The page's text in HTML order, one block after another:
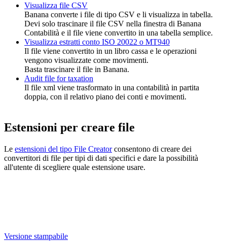
Visualizza file CSV
Banana converte i file di tipo CSV e li visualizza in tabella.
Devi solo trascinare il file CSV nella finestra di Banana
Contabilità e il file viene convertito in una tabella semplice.
Visualizza estratti conto ISO 20022 o MT940
Il file viene convertito in un libro cassa e le operazioni
vengono visualizzate come movimenti.
Basta trascinare il file in Banana.
Audit file for taxation
Il file xml viene trasformato in una contabilità in partita
doppia, con il relativo piano dei conti e movimenti.
Estensioni per creare file
Le estensioni del tipo File Creatorconsentono di creare dei
convertitori di file per tipi di dati specifici e dare la possibilità
all'utente di scegliere quale estensione usare.
Versione stampabile